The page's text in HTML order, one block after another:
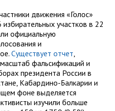
движения «Голос»
участков в 22
официальную
и
Существует отчет
фальсификаций и
президента России в
Кабардино-Балкарии и
фоне выделяется
изучили больше